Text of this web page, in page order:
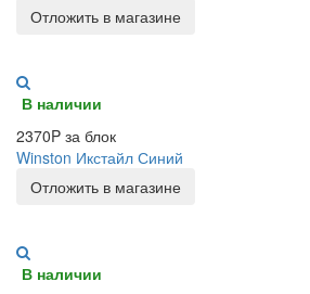
Отложить в магазине
В наличии
2370P за блок
Winston Икстайл Синий
Отложить в магазине
В наличии